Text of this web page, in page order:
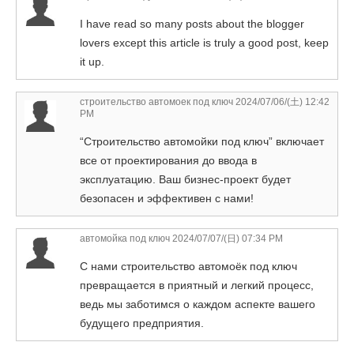
I have read so many posts about the blogger
lovers except this article is truly a good post, keep
it up.
строительство автомоек под ключ 2024/07/06/(土) 12:42
PM
“Строительство автомойки под ключ” включает
все от проектирования до ввода в
эксплуатацию. Ваш бизнес-проект будет
безопасен и эффективен с нами!
автомойка под ключ 2024/07/07/(日) 07:34 PM
С нами строительство автомоёк под ключ
превращается в приятный и легкий процесс,
ведь мы заботимся о каждом аспекте вашего
будущего предприятия.